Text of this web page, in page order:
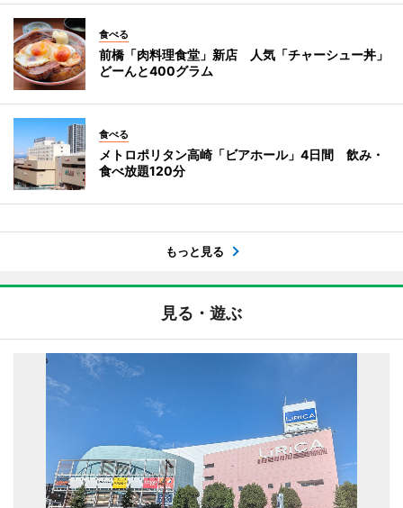
食べる
前橋「肉料理食堂」新店 人気「チャーシュー丼」
どーんと400グラム
食べる
メトロポリタン高崎「ビアホール」4日間 飲み・
食べ放題120分
もっと見る
見る・遊ぶ